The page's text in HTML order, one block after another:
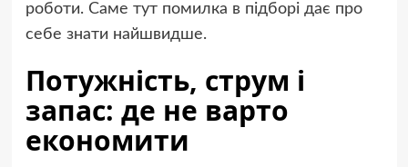
роботи. Саме тут помилка в підборі дає про
себе знати найшвидше.
Потужність, струм і
запас: де не варто
економити